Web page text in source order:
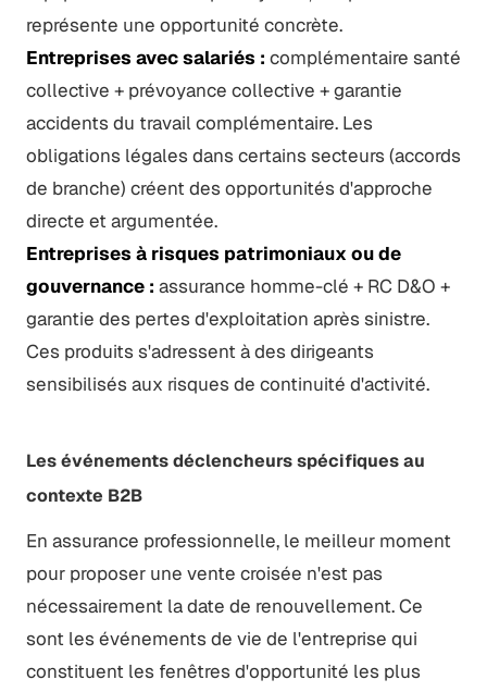
représente une opportunité concrète.
Entreprises avec salariés : complémentaire santé
collective + prévoyance collective + garantie
accidents du travail complémentaire. Les
obligations légales dans certains secteurs (accords
de branche) créent des opportunités d'approche
directe et argumentée.
Entreprises à risques patrimoniaux ou de
gouvernance : assurance homme-clé + RC D&O +
garantie des pertes d'exploitation après sinistre.
Ces produits s'adressent à des dirigeants
sensibilisés aux risques de continuité d'activité.
Les événements déclencheurs spécifiques au
contexte B2B
En assurance professionnelle, le meilleur moment
pour proposer une vente croisée n'est pas
nécessairement la date de renouvellement. Ce
sont les événements de vie de l'entreprise qui
constituent les fenêtres d'opportunité les plus